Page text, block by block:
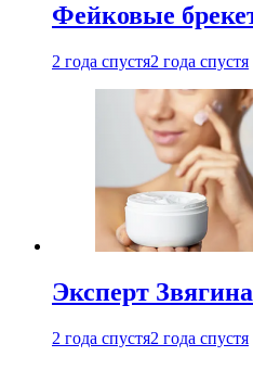
Фейковые
2 года спустя2 года спустя
Эксперт
2 года спустя2 года спустя